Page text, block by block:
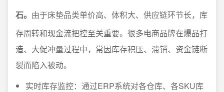
石。 由于床垫品类单价高、体积大、供应链环节长，库
存周转和现金流把控至关重要。很多电商品牌在爆品打
造、大促冲量过程中，常因库存积压、滞销、资金链断
裂而陷入被动。
实时库存监控：通过ERP系统对各仓库、各SKU库